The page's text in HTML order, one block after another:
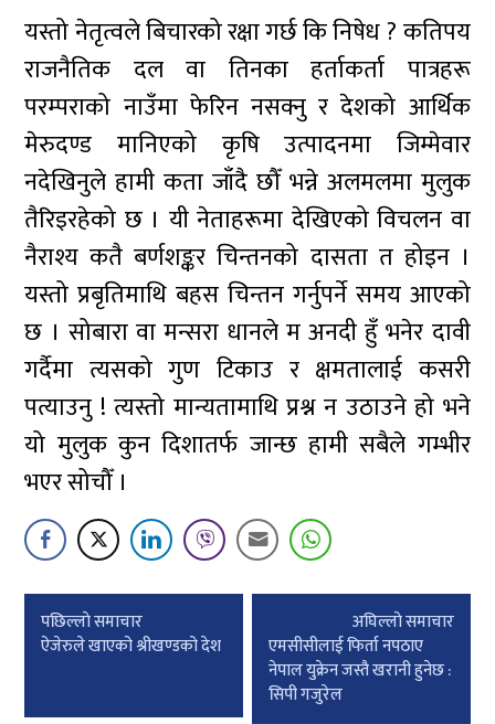
यस्तो नेतृत्वले बिचारको रक्षा गर्छ कि निषेध ? कतिपय
राजनैतिक दल वा तिनका हर्ताकर्ता पात्रहरू
परम्पराको नाउँमा फेरिन नसक्नु र देशको आर्थिक
मेरुदण्ड मानिएको कृषि उत्पादनमा जिम्मेवार
नदेखिनुले हामी कता जाँदै छौँ भन्ने अलमलमा मुलुक
तैरिइरहेको छ । यी नेताहरूमा देखिएको विचलन वा
नैराश्य कतै बर्णशङ्कर चिन्तनको दासता त होइन ।
यस्तो प्रबृतिमाथि बहस चिन्तन गर्नुपर्ने समय आएको
छ । सोबारा वा मन्सरा धानले म अनदी हुँ भनेर दावी
गर्दैमा त्यसको गुण टिकाउ र क्षमतालाई कसरी
पत्याउनु ! त्यस्तो मान्यतामाथि प्रश्न न उठाउने हो भने
यो मुलुक कुन दिशातर्फ जान्छ हामी सबैले गम्भीर
भएर सोचौँ ।
Post
navigation
पछिल्लाे समाचार
ऐजेरुले खाएको श्रीखण्डको देश
अघिल्लाे समाचार
एमसीसीलाई फिर्ता नपठाए
नेपाल युक्रेन जस्तै खरानी हुनेछ :
सिपी गजुरेल